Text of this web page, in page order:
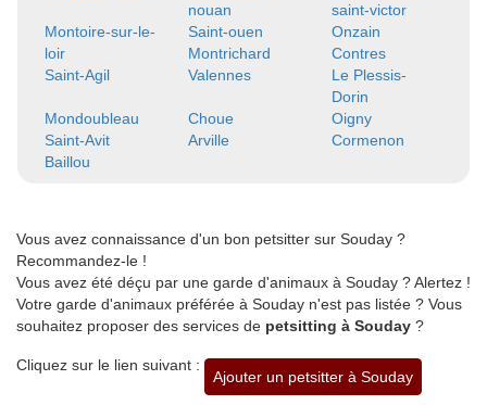
nouan
saint-victor
Montoire-sur-le-
loir
Saint-ouen
Onzain
Montrichard
Contres
Saint-Agil
Valennes
Le Plessis-
Dorin
Mondoubleau
Choue
Oigny
Saint-Avit
Arville
Cormenon
Baillou
Vous avez connaissance d'un bon petsitter sur Souday ?
Recommandez-le !
Vous avez été déçu par une garde d'animaux à Souday ? Alertez !
Votre garde d'animaux préférée à Souday n'est pas listée ? Vous
souhaitez proposer des services de petsitting à Souday ?
Cliquez sur le lien suivant :
Ajouter un petsitter à Souday